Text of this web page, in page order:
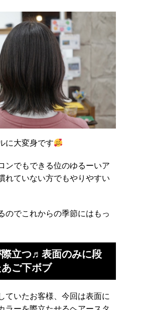
に大変身です
ンでもできる位のゆるーいア
れていない方でもやりやすい
のでこれからの季節にはもっ
際立つ♬表面のみに段
ご下ボブ
ていたお客様、今回は表面に